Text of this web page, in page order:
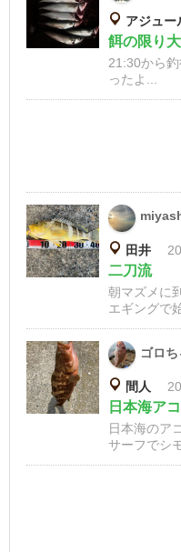
アジュー
餌の限り
21:30から
ったよ...
田井
二刀流
朝マズメに
エギングで
ゴロ
間人
日本海ア
日本海のア
サーフでシ